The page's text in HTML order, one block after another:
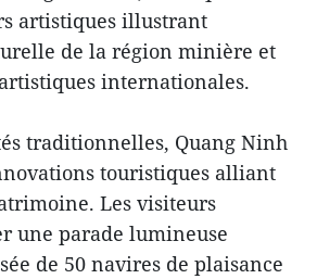
artistiques illustrant
de la région minière et
internationales.
traditionnelles, Quang Ninh
touristiques alliant
Les visiteurs
une parade lumineuse
de 50 navires de plaisance